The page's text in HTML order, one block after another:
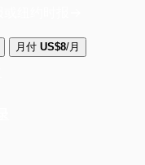
月付 US$8/月